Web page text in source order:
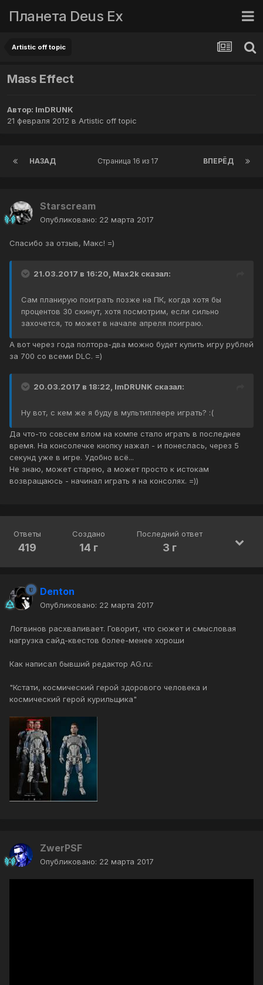
Планета Deus Ex
Artistic off topic
Mass Effect
Автор: ImDRUNK
21 февраля 2012 в Artistic off topic
НАЗАД ВПЕРЁД
Страница 16 из 17
Starscream
Опубликовано: 22 марта 2017
Спасибо за отзыв, Макс! =)
21.03.2017 в 16:20, Max2k сказал:
Сам планирую поиграть позже на ПК, когда хотя бы
процентов 30 скинут, хотя посмотрим, если сильно
захочется, то может в начале апреля поиграю.
А вот через года полтора-два можно будет купить игру рублей
за 700 со всеми DLC. =)
20.03.2017 в 18:22, ImDRUNK сказал:
Ну вот, с кем же я буду в мультиплеере играть? :(
Да что-то совсем влом на компе стало играть в последнее
время. На консолечке кнопку нажал - и понеслась, через 5
секунд уже в игре. Удобно всё...
Не знаю, может старею, а может просто к истокам
возвращаюсь - начинал играть я на консолях. =))
Ответы
419
Создано
14 г
Последний ответ
3 г
Denton
Опубликовано: 22 марта 2017
Логвинов расхваливает. Говорит, что сюжет и смысловая
нагрузка сайд-квестов более-менее хороши
Как написал бывший редактор AG.ru:
"Кстати, космический герой здорового человека и
космический герой курильщика"
ZwerPSF
Опубликовано: 22 марта 2017